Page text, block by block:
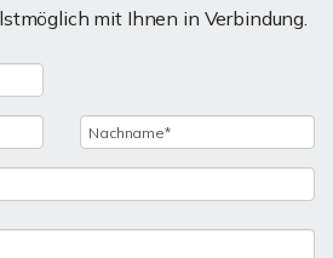
mit Ihnen in Verbindung.